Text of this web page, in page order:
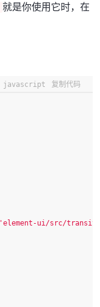
就是你使用它时，在
javascript 复制代码
'element-ui/src/